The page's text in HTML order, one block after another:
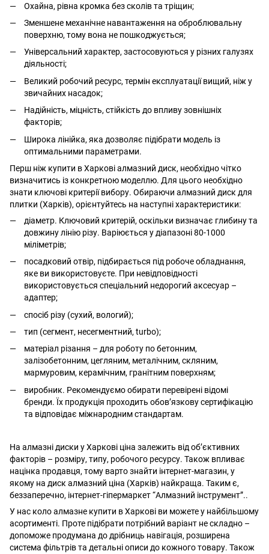
Охайна, рівна кромка без сколів та тріщин;
Зменшене механічне навантаження на оброблювальну
поверхню, тому вона не пошкоджується;
Універсальний характер, застосовуються у різних галузях
діяльності;
Великий робочий ресурс, термін експлуатації вищий, ніж у
звичайних насадок;
Надійність, міцність, стійкість до впливу зовнішніх
факторів;
Широка лінійка, яка дозволяє підібрати модель із
оптимальними параметрами.
Перш ніж купити в Харкові алмазний диск, необхідно чітко
визначитись із конкретною моделлю. Для цього необхідно
знати ключові критерії вибору. Обираючи алмазний диск для
плитки (Харків), орієнтуйтесь на наступні характеристики:
діаметр. Ключовий критерій, оскільки визначає глибину та
довжину лінію різу. Варіюється у діапазоні 80-1000
міліметрів;
посадковий отвір, підбирається під робоче обладнання,
яке ви використовуєте. При невідповідності
використовується спеціальний недорогий аксесуар –
адаптер;
спосіб різу (сухий, вологий);
тип (сегмент, несегментний, turbo);
матеріал різання – для роботу по бетонним,
залізобетонним, цегляним, металічним, скляним,
мармуровим, керамічним, гранітним поверхням;
виробник. Рекомендуємо обирати перевірені відомі
бренди. Їх продукція проходить обов’язкову сертифікацію
та відповідає міжнародним стандартам.
На алмазні диски у Харкові ціна залежить від об’єктивних
факторів – розміру, типу, робочого ресурсу. Також впливає
націнка продавця, тому варто знайти інтернет-магазин, у
якому на диск алмазний ціна (Харків) найкраща. Таким є,
беззаперечно, інтернет-гіпермаркет “Алмазний інструмент”..
У нас коло алмазне купити в Харкові ви можете у найбільшому
асортименті. Проте підібрати потрібний варіант не складно –
допоможе продумана до дрібниць навігація, розширена
система фільтрів та детальні описи до кожного товару. Також